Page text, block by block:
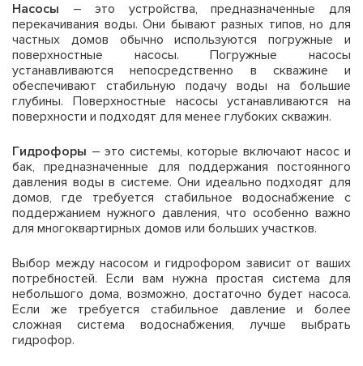
Насосы – это устройства, предназначенные для
перекачивания воды. Они бывают разных типов, но для
частных домов обычно используются погружные и
поверхностные насосы. Погружные насосы
устанавливаются непосредственно в скважине и
обеспечивают стабильную подачу воды на большие
глубины. Поверхностные насосы устанавливаются на
поверхности и подходят для менее глубоких скважин.
Гидрофоры – это системы, которые включают насос и
бак, предназначенные для поддержания постоянного
давления воды в системе. Они идеально подходят для
домов, где требуется стабильное водоснабжение с
поддержанием нужного давления, что особенно важно
для многоквартирных домов или больших участков.
Выбор между насосом и гидрофором зависит от ваших
потребностей. Если вам нужна простая система для
небольшого дома, возможно, достаточно будет насоса.
Если же требуется стабильное давление и более
сложная система водоснабжения, лучше выбрать
гидрофор.